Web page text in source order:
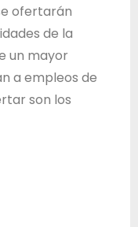
ofertarán
de la
un mayor
a empleos de
son los